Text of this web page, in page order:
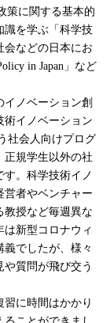
策に関する基本的
識を学ぶ「科学技
会などの日本にお
in Japan 」など
ノベーション創
術イノベーション
社会人向けプログ
正規学生以外の社
。科学技術イノ
営者やベンチャー
教授など毎週異な
新型コロナウィ
でしたが、様々
質問が飛び交う
に時間はかかり